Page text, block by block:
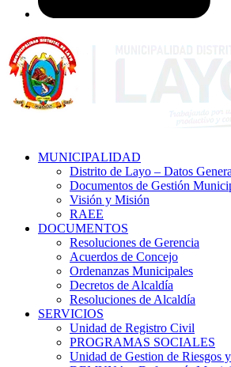
MUNICIPALIDAD
Distrito de Layo – Datos
Documentos de Gestión
Visión y Misión
RAEE
DOCUMENTOS
Resoluciones de Gerencia
Acuerdos de Concejo
Ordenanzas Municipales
Decretos de Alcaldía
Resoluciones de Alcaldía
SERVICIOS
Unidad de Registro Civil
PROGRAMAS SOCIALES
Unidad de Gestion de Riesgos